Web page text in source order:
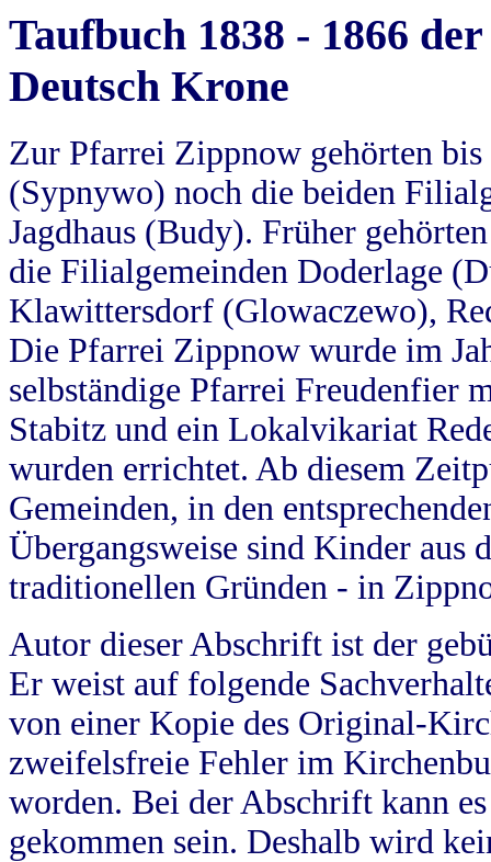
Taufbuch 1838 - 1866
Deutsch Krone
Zur Pfarrei Zippnow gehörten
(Sypnywo) noch die beiden
Jagdhaus (Budy). Früher
die Filialgemeinden Doderlage
Klawittersdorf (Glowaczewo),
Die Pfarrei Zippnow wurde im
selbständige Pfarrei Freudenfier
Stabitz und ein Lokalvikariat
wurden errichtet. Ab diesem
Gemeinden, in den
Übergangsweise sind Kinder aus
traditionellen Gründen - in
Autor dieser Abschrift ist der
Er weist auf folgende
von einer Kopie des Original-
zweifelsfreie Fehler im
worden. Bei der Abschrift kann
gekommen sein. Deshalb wird